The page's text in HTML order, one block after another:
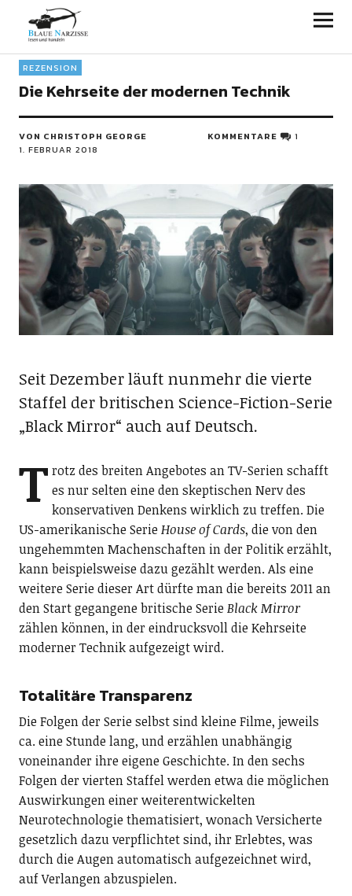
Blaue Narzisse
REZENSION
Die Kehrseite der modernen Technik
VON CHRISTOPH GEORGE
1. FEBRUAR 2018
KOMMENTARE 1
Seit Dezember läuft nunmehr die vierte
Staffel der britischen Science-Fiction-Serie
„Black Mirror“ auch auf Deutsch.
T rotz des breiten Angebotes an TV-Serien schafft
es nur selten eine den skeptischen Nerv des
konservativen Denkens wirklich zu treffen. Die
US-amerikanische SerieHouse of Cards, die von den
ungehemmten Machenschaften in der Politik erzählt,
kann beispielsweise dazu gezählt werden. Als eine
weitere Serie dieser Art dürfte man die bereits 2011 an
den Start gegangene britische SerieBlack Mirror
zählen können, in der eindrucksvoll die Kehrseite
moderner Technik aufgezeigt wird.
Totalitäre Transparenz
Die Folgen der Serie selbst sind kleine Filme, jeweils
ca. eine Stunde lang, und erzählen unabhängig
voneinander ihre eigene Geschichte. In den sechs
Folgen der vierten Staffel werden etwa die möglichen
Auswirkungen einer weiterentwickelten
Neurotechnologie thematisiert, wonach Versicherte
gesetzlich dazu verpflichtet sind, ihr Erlebtes, was
durch die Augen automatisch aufgezeichnet wird,
auf Verlangen abzuspielen.